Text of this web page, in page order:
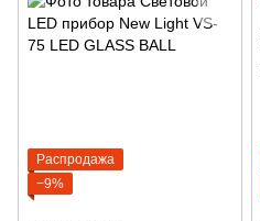
Распродажа
−9%